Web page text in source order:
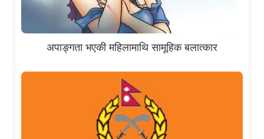
अपाङ्गता भएकी महिलामाथि सामूहिक बलात्कार